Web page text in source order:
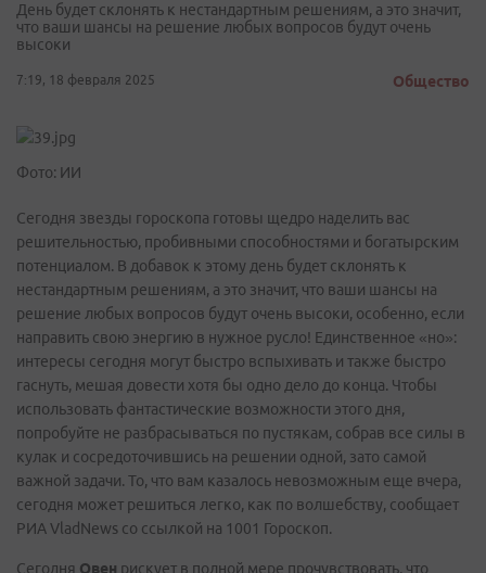
День будет склонять к нестандартным решениям, а это значит,
что ваши шансы на решение любых вопросов будут очень
высоки
7:19, 18 февраля 2025 Общество
Фото: ИИ
Сегодня звезды гороскопа готовы щедро наделить вас
решительностью, пробивными способностями и богатырским
потенциалом. В добавок к этому день будет склонять к
нестандартным решениям, а это значит, что ваши шансы на
решение любых вопросов будут очень высоки, особенно, если
направить свою энергию в нужное русло! Единственное «но»:
интересы сегодня могут быстро вспыхивать и также быстро
гаснуть, мешая довести хотя бы одно дело до конца. Чтобы
использовать фантастические возможности этого дня,
попробуйте не разбрасываться по пустякам, собрав все силы в
кулак и сосредоточившись на решении одной, зато самой
важной задачи. То, что вам казалось невозможным еще вчера,
сегодня может решиться легко, как по волшебству, сообщает
РИА VladNews со ссылкой на 1001 Гороскоп.
Сегодня Овен рискует в полной мере прочувствовать, что